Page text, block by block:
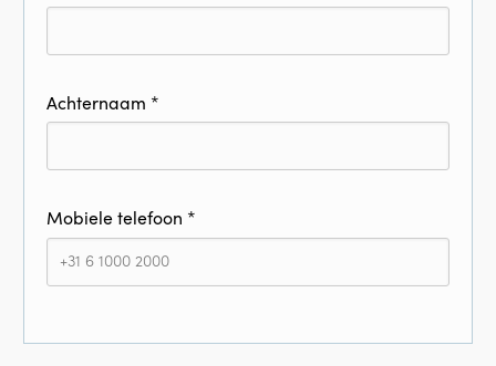
Achternaam *
Mobiele telefoon *